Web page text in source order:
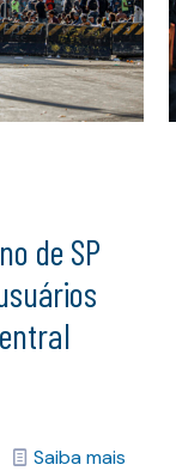
de SP
Saiba mais